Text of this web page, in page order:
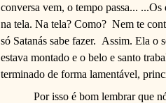
conversa vem, o tempo passa... ...Os
na tela. Na tela? Como? Nem te
só Satanás sabe fazer. Assim. Ela o
estava montado e o belo e santo
terminado de forma lamentável,
Por isso é bom lembrar que